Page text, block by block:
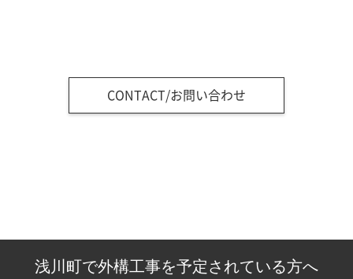
CONTACT/お問い合わせ
浅川町で外構工事を予定されている方へ